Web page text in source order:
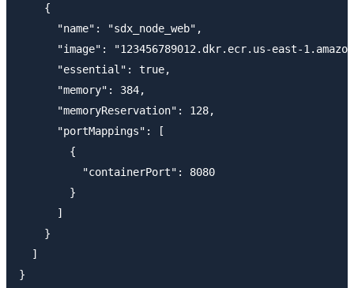
    {
      "name": "sdx_node_web",
"image": "123456789012.dkr.ecr.us-east-
      "essential": true,
      "memory": 384,
      "memoryReservation": 128,
      "portMappings": [
        {
          "containerPort": 8080
        }
      ]
    }
  ]